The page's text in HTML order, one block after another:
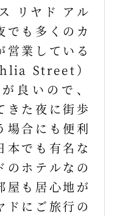
リヤド アル
でも多くのカ
営業している
Street）
良いので、
きた夜に街歩
場合にも便利
本でも有名な
のホテルなの
屋も居心地が
ドにご旅行の